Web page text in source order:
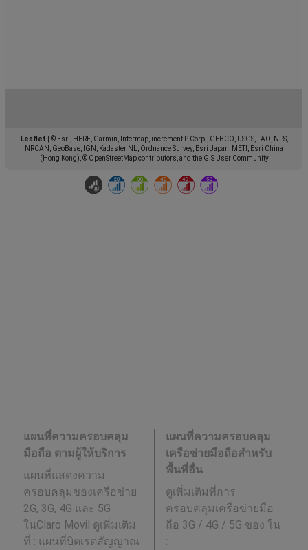
Leaflet
© Esri, HERE, Garmin, Intermap, increment P Corp., GEBCO, USGS, FAO, NPS,
NRCAN, GeoBase, IGN, Kadaster NL, Ordnance Survey, Esri Japan, METI, Esri China
(Hong Kong), © OpenStreetMap contributors, and the GIS User Community
แผนที่ความครอบคลุม
มือถือ ตามผู้ให้บริการ
แผนที่แสดงความ
ครอบคลุมของเครือข่าย
2G, 3G, 4G และ 5G
ในClaro Movil ดูเพิ่มเติม
ที่ : แผนที่บิตเรตสัญญาณ
แผนที่ความครอบคลุม
เครือข่ายมือถือสำหรับ
พื้นที่อื่น
ดูเพิ่มเติมที่การ
ครอบคลุมเครือข่ายมือ
ถือ 3G / 4G / 5G ของ ใน
: